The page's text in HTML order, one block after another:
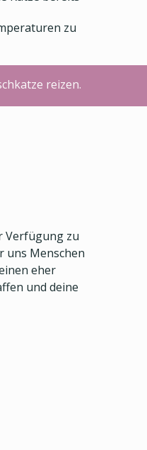
zu
reizen.
Verfügung zu
uns Menschen
eher
und deine